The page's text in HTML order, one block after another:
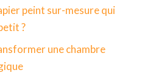
peint sur-mesure qui
?
une chambre